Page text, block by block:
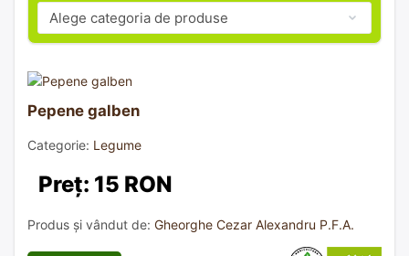
Pepene galben
Categorie: Legume
Preț: 15 RON
Produs și vândut de: Gheorghe Cezar Alexandru P.F.A.